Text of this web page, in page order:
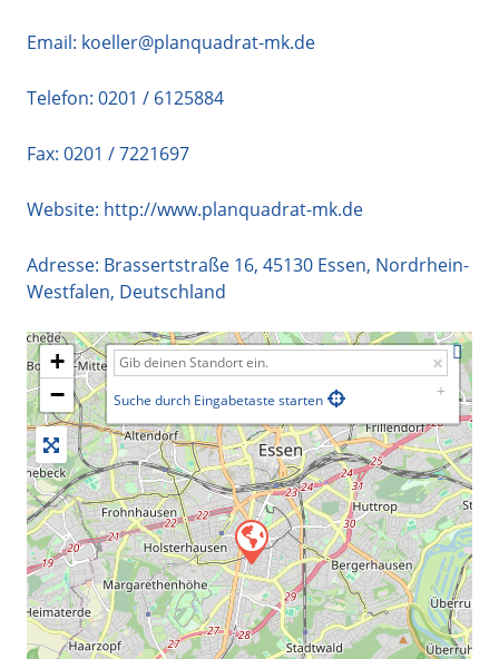
Email: koeller@planquadrat-mk.de
Telefon: 0201 / 6125884
Fax: 0201 / 7221697
Website: http://www.planquadrat-mk.de
Adresse: Brassertstraße 16, 45130 Essen, Nordrhein-
Westfalen, Deutschland
+
−
Suche durch Eingabetaste starten